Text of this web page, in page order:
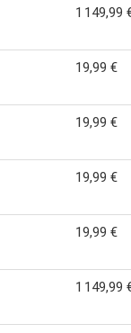
1 149,99
19,99 €
19,99 €
19,99 €
19,99 €
1 149,99